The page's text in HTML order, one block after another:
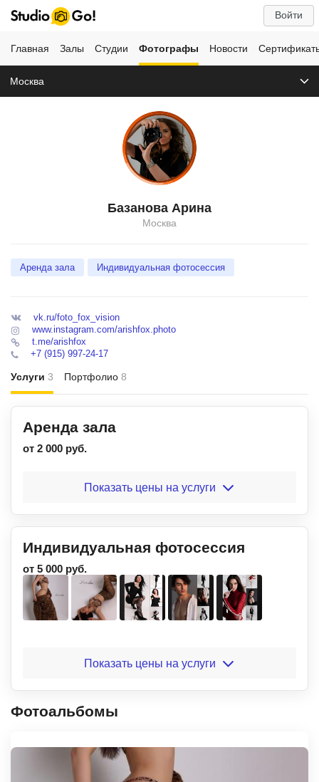
Войти
Главная Залы Студии Фотографы Новости
Москва
Базанова Арина
Москва
Аренда зала Индивидуальная фотосессия
vk.ru/foto_fox_vision
www.instagram.com/arishfox.photo
t.me/arishfox
+7 (915) 997-24-17
Услуги 3 Портфолио 8
Аренда зала
от 2 000 руб.
Показать цены на услуги
Индивидуальная фотосессия
от 5 000 руб.
Показать цены на услуги
Фотоальбомы